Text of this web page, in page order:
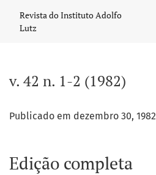
Revista do Instituto Adolfo
Lutz
v. 42 n. 1-2 (1982)
Publicado em dezembro 30, 1982
Edição completa